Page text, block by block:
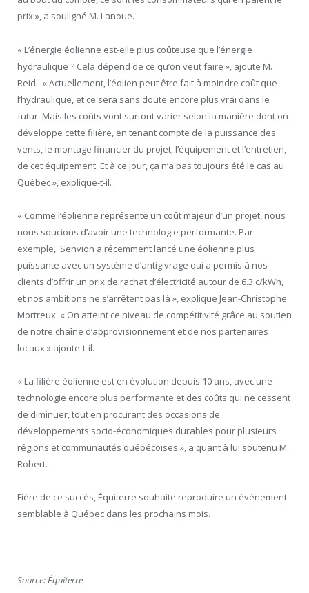
prix », a souligné M. Lanoue.
« L’énergie éolienne est-elle plus coûteuse que l’énergie
hydraulique ? Cela dépend de ce qu’on veut faire », ajoute M.
Reid. « Actuellement, l’éolien peut être fait à moindre coût que
l’hydraulique, et ce sera sans doute encore plus vrai dans le
futur. Mais les coûts vont surtout varier selon la manière dont on
développe cette filière, en tenant compte de la puissance des
vents, le montage financier du projet, l’équipement et l’entretien,
de cet équipement. Et à ce jour, ça n’a pas toujours été le cas au
Québec », explique-t-il.
« Comme l’éolienne représente un coût majeur d’un projet, nous
nous soucions d’avoir une technologie performante. Par
exemple, Senvion a récemment lancé une éolienne plus
puissante avec un système d’antigivrage qui a permis à nos
clients d’offrir un prix de rachat d’électricité autour de 6.3 c/kWh,
et nos ambitions ne s’arrêtent pas là », explique Jean-Christophe
Mortreux. « On atteint ce niveau de compétitivité grâce au soutien
de notre chaîne d’approvisionnement et de nos partenaires
locaux » ajoute-t-il.
« La filière éolienne est en évolution depuis 10 ans, avec une
technologie encore plus performante et des coûts qui ne cessent
de diminuer, tout en procurant des occasions de
développements socio-économiques durables pour plusieurs
régions et communautés québécoises », a quant à lui soutenu M.
Robert.
Fière de ce succès, Équiterre souhaite reproduire un événement
semblable à Québec dans les prochains mois.
Source: Équiterre